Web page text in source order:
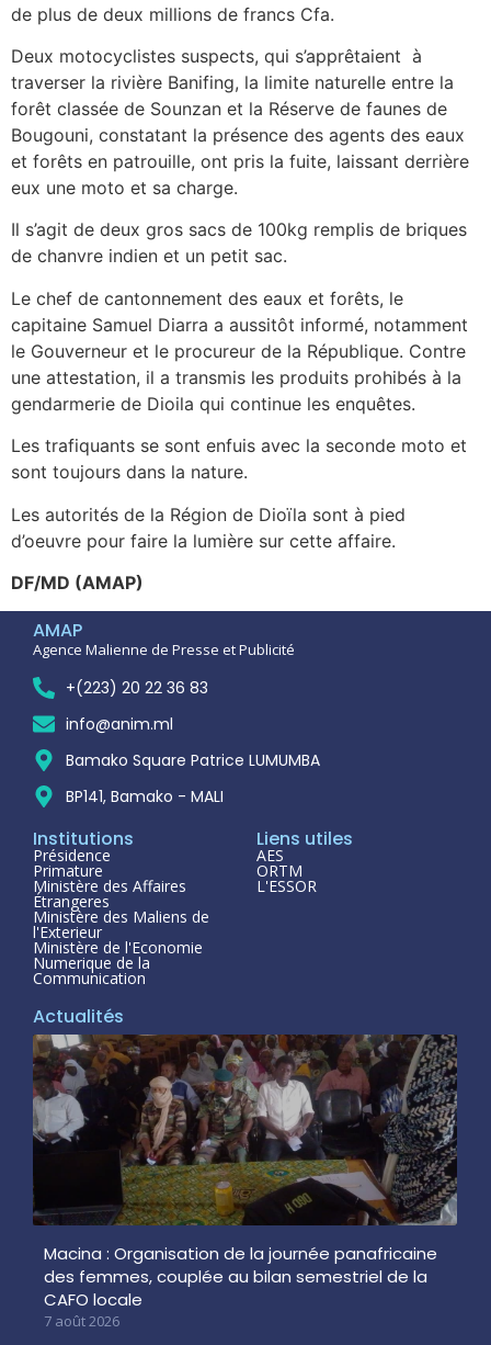
de plus de deux millions de francs Cfa.
Deux motocyclistes suspects, qui s’apprêtaient à
traverser la rivière Banifing, la limite naturelle entre la
forêt classée de Sounzan et la Réserve de faunes de
Bougouni, constatant la présence des agents des eaux
et forêts en patrouille, ont pris la fuite, laissant derrière
eux une moto et sa charge.
Il s’agit de deux gros sacs de 100kg remplis de briques
de chanvre indien et un petit sac.
Le chef de cantonnement des eaux et forêts, le
capitaine Samuel Diarra a aussitôt informé, notamment
le Gouverneur et le procureur de la République. Contre
une attestation, il a transmis les produits prohibés à la
gendarmerie de Dioila qui continue les enquêtes.
Les trafiquants se sont enfuis avec la seconde moto et
sont toujours dans la nature.
Les autorités de la Région de Dioïla sont à pied
d’oeuvre pour faire la lumière sur cette affaire.
DF/MD (AMAP)
AMAP
Agence Malienne de Presse et Publicité
+(223) 20 22 36 83
info@anim.ml
Bamako Square Patrice LUMUMBA
BP141, Bamako - MALI
Institutions
Présidence
Primature
Ministère des Affaires
Étrangeres
Ministère des Maliens de
l'Exterieur
Ministère de l'Economie
Numerique de la
Communication
Liens utiles
AES
ORTM
L'ESSOR
Actualités
Macina : Organisation de la journée panafricaine
des femmes, couplée au bilan semestriel de la
CAFO locale
7 août 2026